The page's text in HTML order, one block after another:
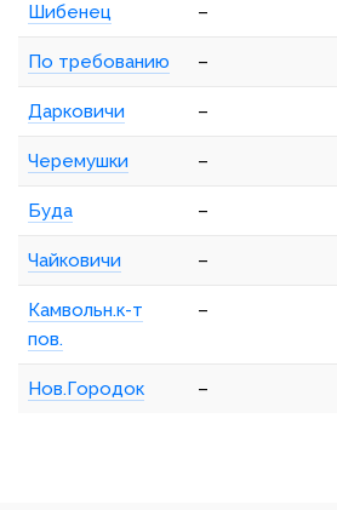
Шибенец –
По требованию –
Дарковичи –
Черемушки –
Буда –
Чайковичи –
Камвольн.к-т
пов.
–
Нов.Городок –